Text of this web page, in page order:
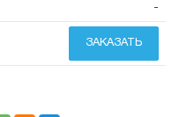
-
ЗАКАЗАТЬ